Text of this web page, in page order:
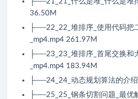
36.50M
├──22_22_堆排序_使用代码把
_mp4.mp4 261.97M
├──23_23_堆排序_首尾交换和
_mp4.mp4 183.94M
├──24_24_动态规划算法的介
├──25_25_钢条切割问题_最优